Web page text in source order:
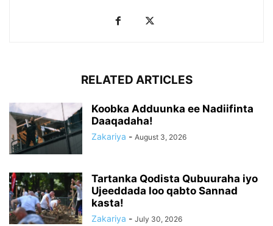
RELATED ARTICLES
Koobka Adduunka ee Nadiifinta
Daaqadaha!
Zakariya - August 3, 2026
Tartanka Qodista Qubuuraha iyo
Ujeeddada loo qabto Sannad
kasta!
Zakariya - July 30, 2026